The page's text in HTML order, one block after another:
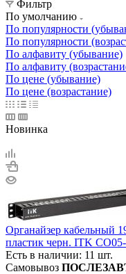
Фильтр
По умолчанию
По популярности
По популярности
По алфавиту (убывание)
По алфавиту
По цене (убывание)
По цене (возрастание)
Новинка
Органайзер кабельный
пластик черн. ITK
Есть в наличии: 11 шт.
Самовывоз